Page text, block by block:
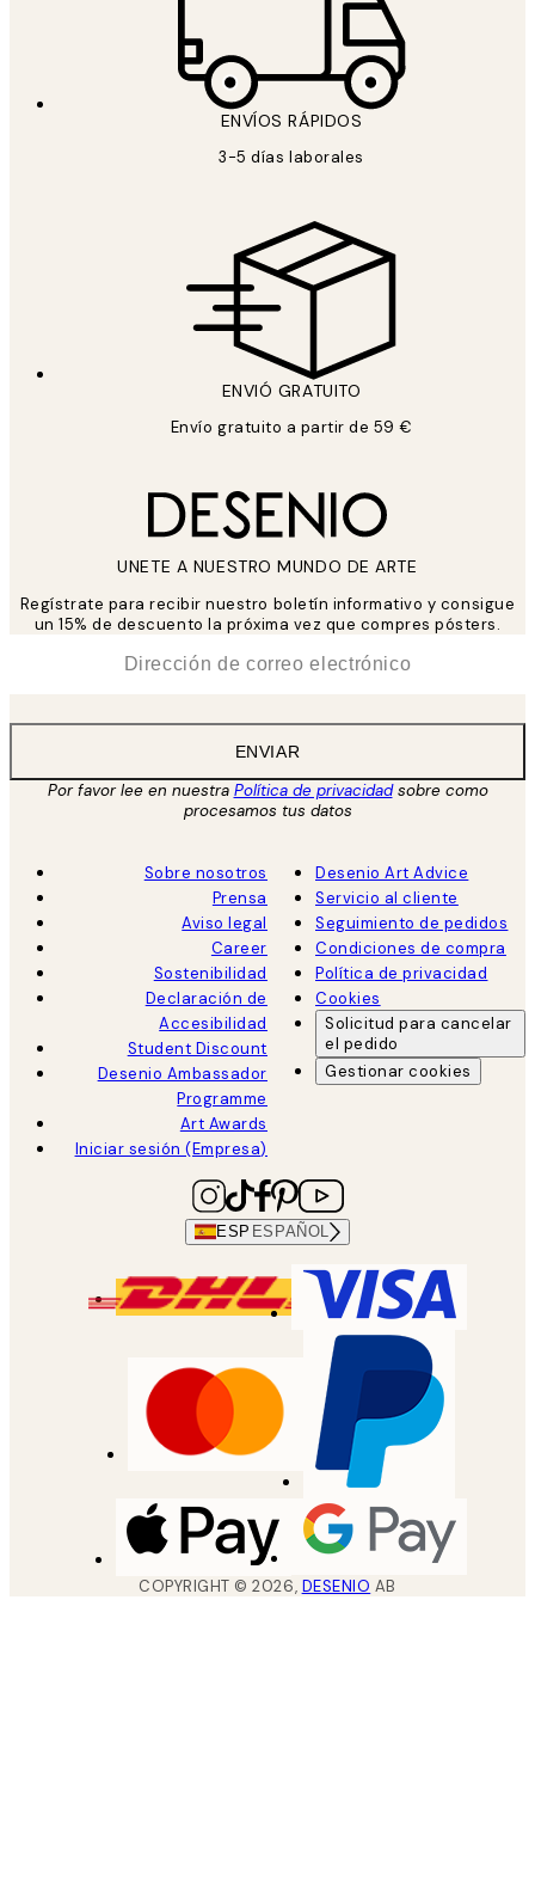
ENVÍOS RÁPIDOS
3-5 días laborales
ENVIÓ GRATUITO
Envío gratuito a partir de 59 €
UNETE A NUESTRO MUNDO DE ARTE
Regístrate para recibir nuestro boletín informativo y consigue
un 15% de descuento la próxima vez que compres pósters.
ENVIAR
Por favor lee en nuestra Política de privacidadsobre como
procesamos tus datos
Sobre nosotros
Prensa
Aviso legal
Career
Sostenibilidad
Declaración de
Accesibilidad
Student Discount
Desenio Ambassador
Programme
Art Awards
Iniciar sesión (Empresa)
Desenio Art Advice
Servicio al cliente
Seguimiento de pedidos
Condiciones de compra
Política de privacidad
Cookies
Solicitud para cancelar
el pedido
Gestionar cookies
ESP ESPAÑOL
COPYRIGHT ©2026, DESENIO AB